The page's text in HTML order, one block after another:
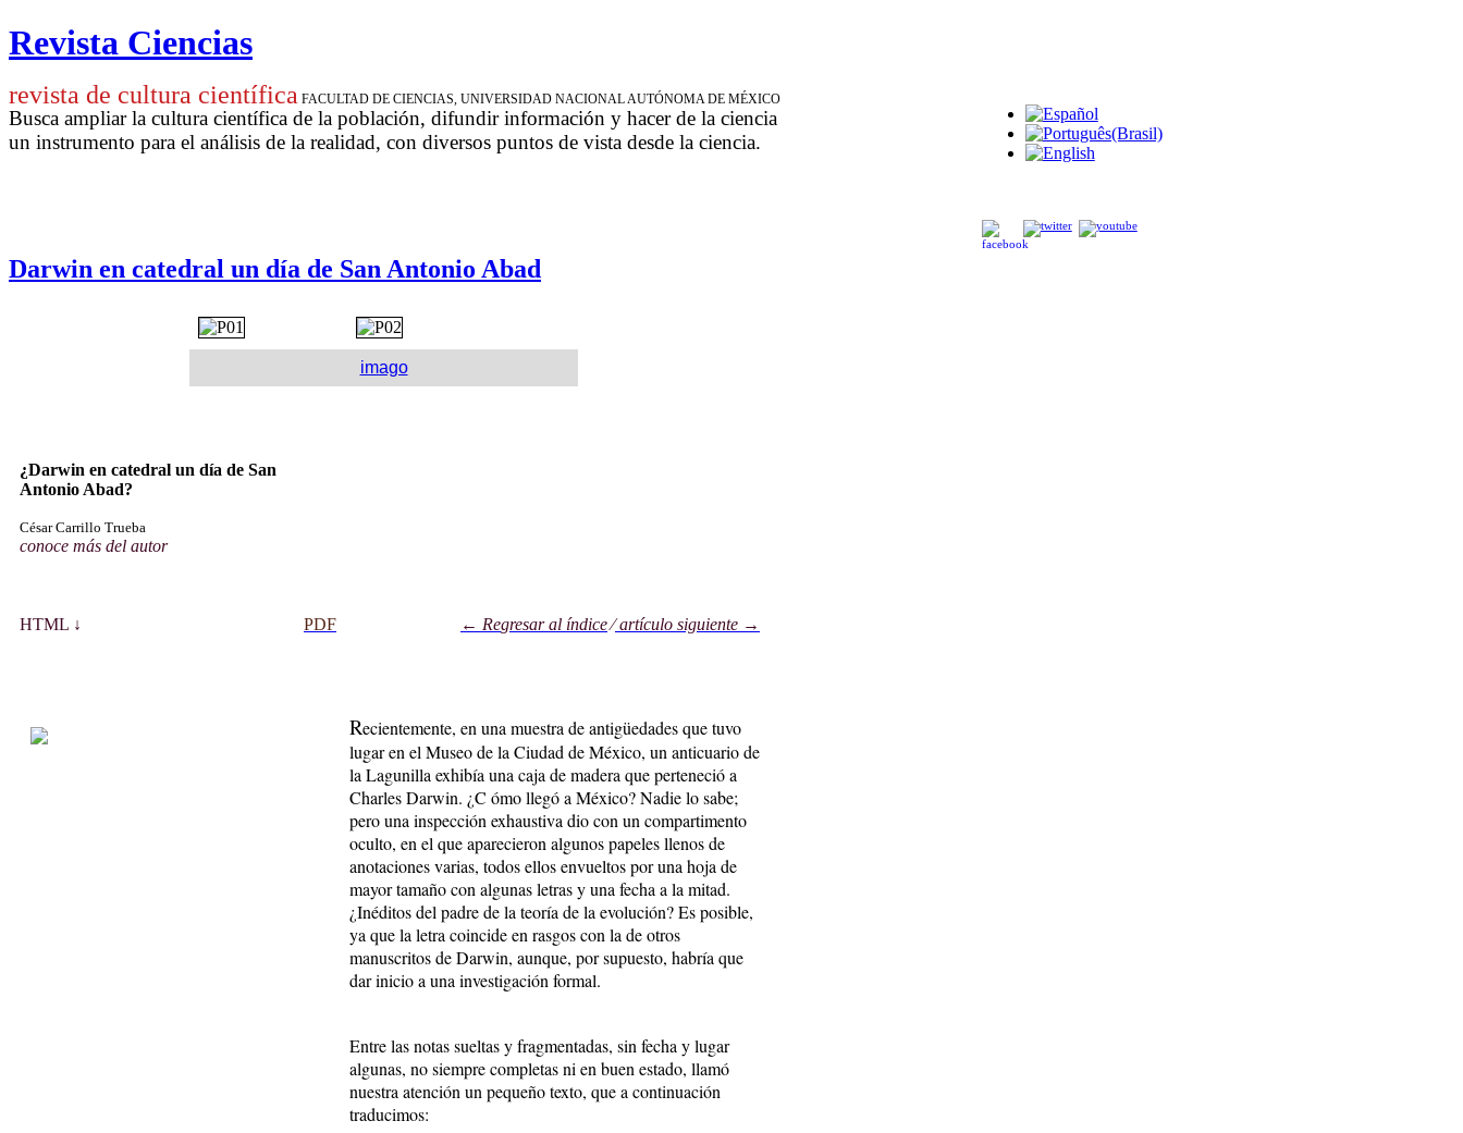
Revista Ciencias
revista de cultura científica FACULTAD DE CIENCIAS, UNIVERSIDAD NACIONAL AUTÓNOMA DE MÉXICO
Busca ampliar la cultura científica de la población, difundir información y hacer de la ciencia
un instrumento para el análisis de la realidad, con diversos puntos de vista desde la ciencia.
Darwin en catedral un día de San Antonio Abad
imago
¿Darwin en catedral un día de San
Antonio Abad?
César Carrillo Trueba
conoce más del autor
HTML ↓ PDF ← Regresar al índice⁄ artículo siguiente →
Recientemente, en una muestra de antigüedades que tuvo
lugar en el Museo de la Ciudad de México, un anticuario de
la Lagunilla exhibía una caja de madera que perteneció a
Charles Darwin. ¿C ómo llegó a México? Nadie lo sabe;
pero una inspección exhaustiva dio con un compartimento
oculto, en el que aparecieron algunos papeles llenos de
anotaciones varias, todos ellos envueltos por una hoja de
mayor tamaño con algunas letras y una fecha a la mitad.
¿Inéditos del padre de la teoría de la evolución? Es posible,
ya que la letra coincide en rasgos con la de otros
manuscritos de Darwin, aunque, por supuesto, habría que
dar inicio a una investigación formal.
Entre las notas sueltas y fragmentadas, sin fecha y lugar
algunas, no siempre completas ni en buen estado, llamó
nuestra atención un pequeño texto, que a continuación
traducimos: